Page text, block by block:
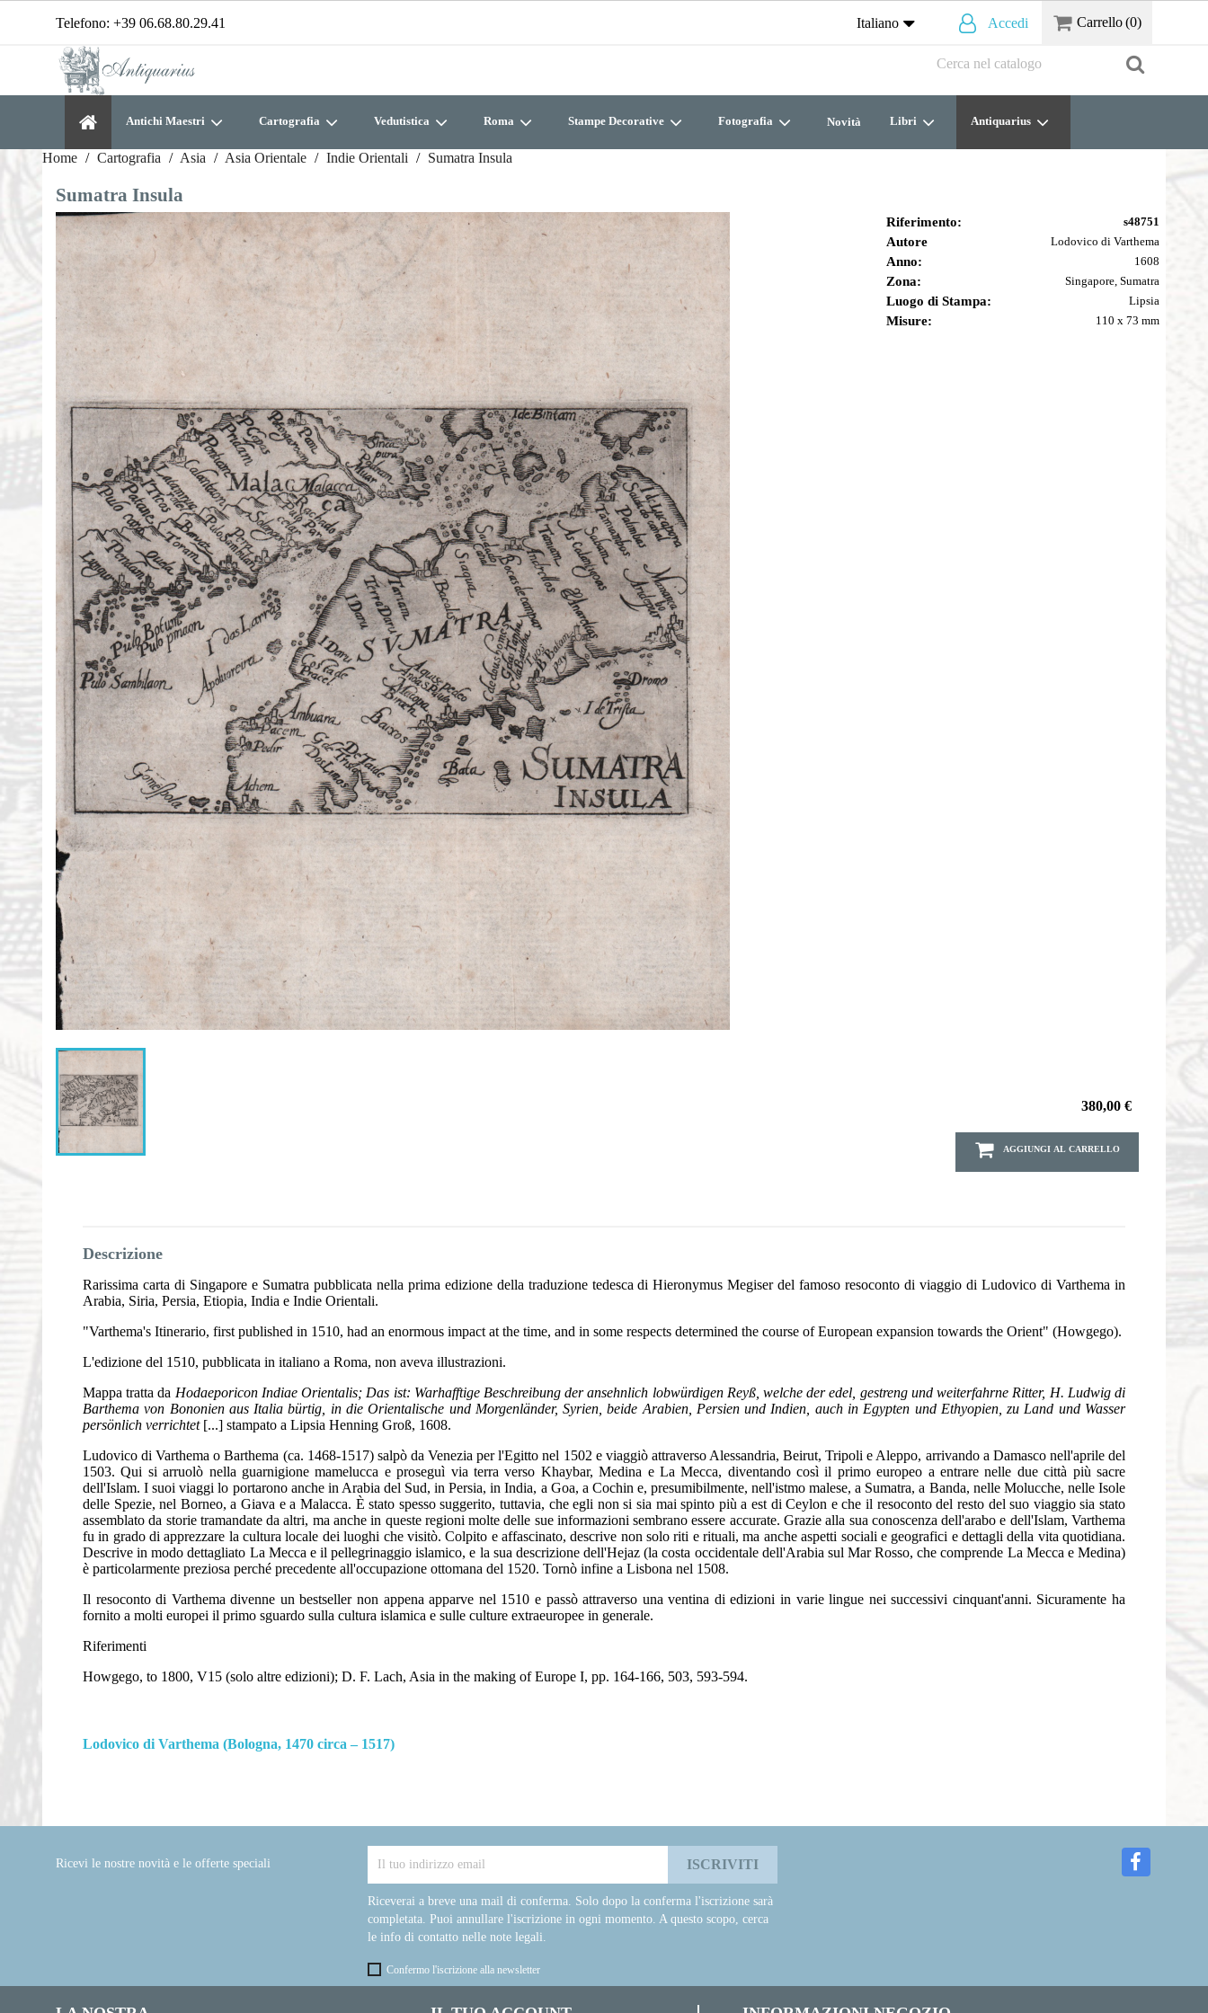
Telefono: +39 06.68.80.29.41 Italiano Accedi Carrello(0)
Antichi Maestri Cartografia Vedutistica Roma Stampe Decorative Fotografia Novità Libri Antiquarius
Home Cartografia Asia Asia Orientale Indie Orientali Sumatra Insula
Sumatra Insula
Riferimento: s48751
Autore Lodovico di Varthema
Anno: 1608
Zona: Singapore, Sumatra
Luogo di Stampa: Lipsia
Misure: 110 x 73 mm
380,00 €
AGGIUNGI AL CARRELLO
Descrizione
Rarissima carta di Singapore e Sumatra pubblicata nella prima edizione della traduzione tedesca di Hieronymus Megiser del famoso resoconto di viaggio di Ludovico di Varthema in
Arabia, Siria, Persia, Etiopia, India e Indie Orientali.
"Varthema's Itinerario, first published in 1510, had an enormous impact at the time, and in some respects determined the course of European expansion towards the Orient" (Howgego).
L'edizione del 1510, pubblicata in italiano a Roma, non aveva illustrazioni.
Mappa tratta da Hodaeporicon Indiae Orientalis; Das ist: Warhafftige Beschreibung der ansehnlich lobwürdigen Reyß, welche der edel, gestreng und weiterfahrne Ritter, H. Ludwig di
Barthema von Bononien aus Italia bürtig, in die Orientalische und Morgenländer, Syrien, beide Arabien, Persien und Indien, auch in Egypten und Ethyopien, zu Land und Wasser
persönlich verrichtet[...] stampato a Lipsia Henning Groß, 1608.
Ludovico di Varthema o Barthema (ca. 1468-1517) salpò da Venezia per l'Egitto nel 1502 e viaggiò attraverso Alessandria, Beirut, Tripoli e Aleppo, arrivando a Damasco nell'aprile del
1503. Qui si arruolò nella guarnigione mamelucca e proseguì via terra verso Khaybar, Medina e La Mecca, diventando così il primo europeo a entrare nelle due città più sacre
dell'Islam. I suoi viaggi lo portarono anche in Arabia del Sud, in Persia, in India, a Goa, a Cochin e, presumibilmente, nell'istmo malese, a Sumatra, a Banda, nelle Molucche, nelle Isole
delle Spezie, nel Borneo, a Giava e a Malacca. È stato spesso suggerito, tuttavia, che egli non si sia mai spinto più a est di Ceylon e che il resoconto del resto del suo viaggio sia stato
assemblato da storie tramandate da altri, ma anche in queste regioni molte delle sue informazioni sembrano essere accurate. Grazie alla sua conoscenza dell'arabo e dell'Islam, Varthema
fu in grado di apprezzare la cultura locale dei luoghi che visitò. Colpito e affascinato, descrive non solo riti e rituali, ma anche aspetti sociali e geografici e dettagli della vita quotidiana.
Descrive in modo dettagliato La Mecca e il pellegrinaggio islamico, e la sua descrizione dell'Hejaz (la costa occidentale dell'Arabia sul Mar Rosso, che comprende La Mecca e Medina)
è particolarmente preziosa perché precedente all'occupazione ottomana del 1520. Tornò infine a Lisbona nel 1508.
Il resoconto di Varthema divenne un bestseller non appena apparve nel 1510 e passò attraverso una ventina di edizioni in varie lingue nei successivi cinquant'anni. Sicuramente ha
fornito a molti europei il primo sguardo sulla cultura islamica e sulle culture extraeuropee in generale.
Riferimenti
Howgego, to 1800, V15 (solo altre edizioni); D. F. Lach, Asia in the making of Europe I, pp. 164-166, 503, 593-594.
Lodovico di Varthema (Bologna, 1470 circa – 1517)
Ricevi le nostre novità e le offerte speciali
Riceverai a breve una mail di conferma. Solo dopo la conferma l'iscrizione sarà
completata. Puoi annullare l'iscrizione in ogni momento. A questo scopo, cerca
le info di contatto nelle note legali.
Confermo l'iscrizione alla newsletter